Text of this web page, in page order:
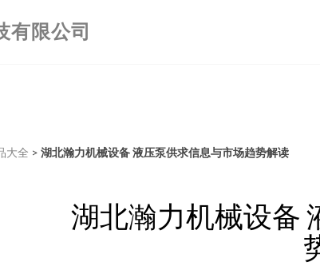
有限公司
大全 > 湖北瀚力机械设备 液压泵供求信息与市场趋势解读
湖北瀚力机械设备